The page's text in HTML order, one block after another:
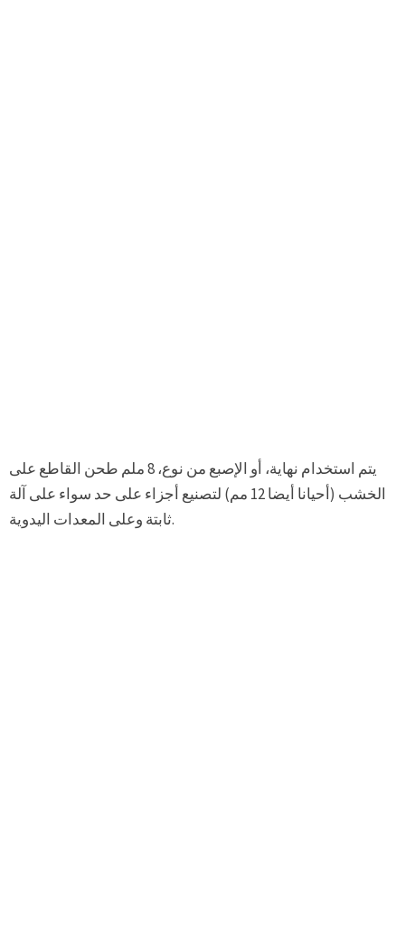
يتم استخدام نهاية، أو الإصبع من نوع، 8 ملم طحن القاطع على
الخشب (أحيانا أيضا 12 مم) لتصنيع أجزاء على حد سواء على آلة
ثابتة وعلى المعدات اليدوية.